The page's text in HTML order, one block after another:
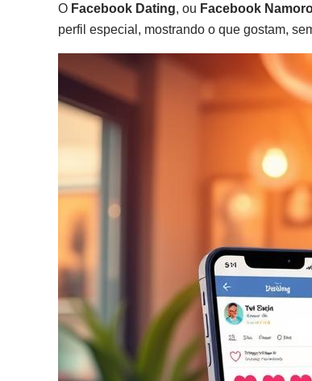
O Facebook Dating, ou Facebook
perfil especial, mostrando o que gostam,